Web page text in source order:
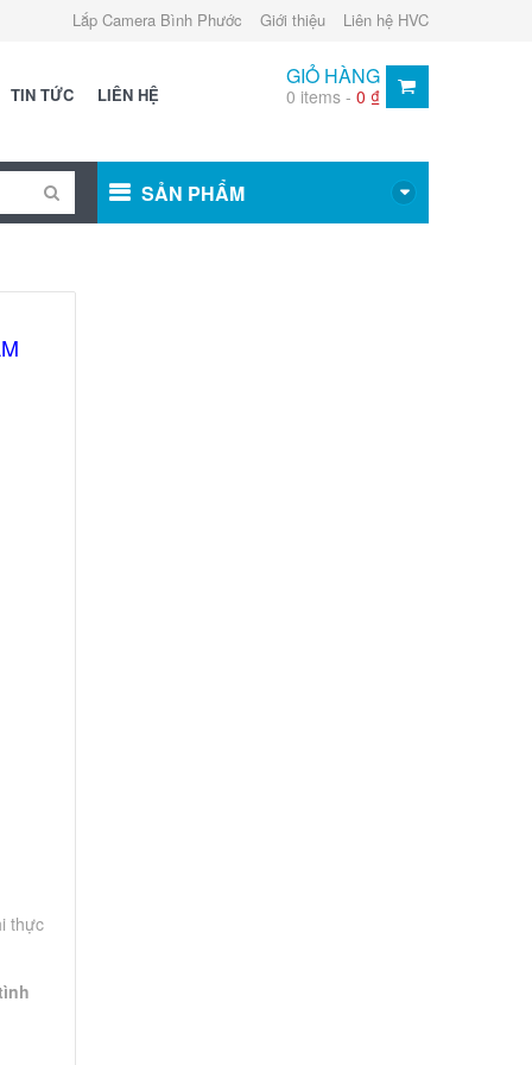
Lắp Camera Bình Phước Giới thiệu Liên hệ HVC
TIN TỨC LIÊN HỆ
GIỎ HÀNG
0 items -0 ₫
SẢN PHẨM
thực